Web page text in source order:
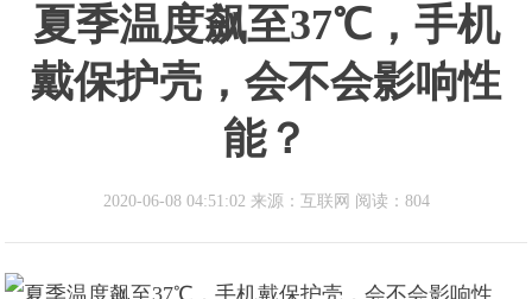
夏季温度飙至37℃，手机
戴保护壳，会不会影响性
能？
2020-06-08 04:51:02 来源：互联网 阅读：804